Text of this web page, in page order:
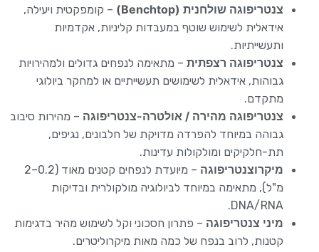
צנטריפוגה שולחנית (Benchtop)
– קומפקטית ויעילה,
אידאלית לשימוש שוטף במעבדות קליניות, אקדמיות
ותעשייתיות.
צנטריפוגה רצפתית – מתאימה לנפחים גדולים ולמהירויות
גבוהות, אידאלית לשימושים תעשייתיים או למחקר ביולוגי
מתקדם.
צנטריפוגה מהירה / אולטרה-צנטריפוגה – מהירות סיבוב
גבוהה במיוחד להפרדה מדויקת של חלבונים, נגיפים,
תת-חלקיקים ומולקולות עדינות.
מיקרוצנטריפוגה
– מיועדת לנפחים קטנים מאוד (0.2–2
מ"ל), מתאימה במיוחד לביולוגיה מולקולרית ובדיקות
DNA/RNA.
מיני צנטריפוגה – פתרון חסכוני וקל לשימוש מהיר בדגימות
קטנות, לרוב בנפח של כמה מאות מיקרוליטרים.